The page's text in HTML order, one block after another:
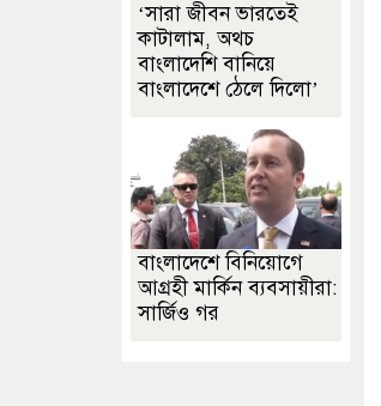
‘সারা জীবন ভারতেই
কাটালাম, অথচ
বাংলাদেশি বানিয়ে
বাংলাদেশে ঠেলে দিলো’
বাংলাদেশে বিনিয়োগে
আগ্রহী মার্কিন ব্যবসায়ীরা:
সার্জিও গর